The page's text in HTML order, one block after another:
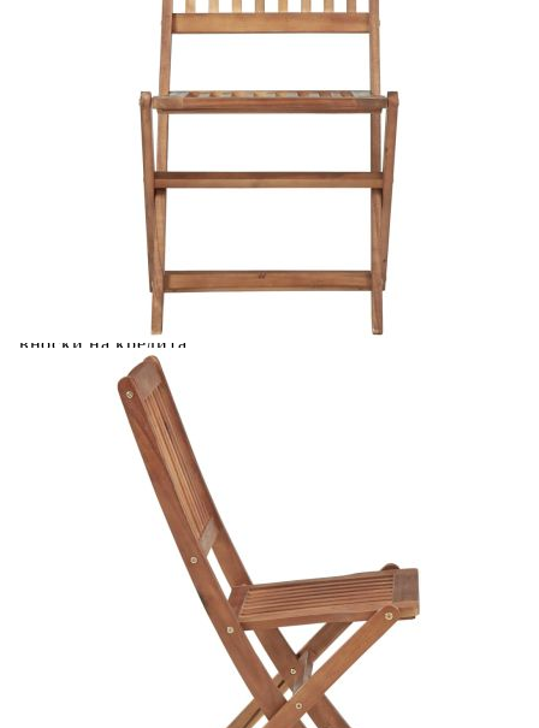
Предоставената таблица е с информационна цел.
Добавете продукта в количката си с бутона "Добави в
количката" и при поръчка ще можете да изберете броя
вноски на кредита.
Предоставената таблица е с информационна цел.
Добавете продукта в количката си с бутона "Добави в
количката" и при поръчка ще можете да изберете броя
вноски на кредита.
Предоставената таблица е с информационна цел.
Добавете продукта в количката си с бутона "Добави в
количката" и при поръчка ще можете да изберете броя
вноски на кредита.
Когато плащате с NewPay, всъщност NewPay плаща
поръчката Ви вместо Вас. Вие я получавате и
разполагате с три начина да я платите към тях:
Отложено до 30 дни от момента на изпращане на
поръчката без оскъпяване. За покупки на стойност до
400 лв. / €204,52
Плащане на 4 вноски. Заплащате 20% от стойността на
поръчката си на момента с карта. Останалата сума се
разделя на 3 равни месечни вноски без оскъпяване. За
покупки на стойност до 1000 лв. / €511.31
Плащане на 6 вноски. Стойността на поръчката се
разпределя в 6 равни месечни вноски с оскъпяване. За
покупки на стойност до 2000 лв. / €1022.61